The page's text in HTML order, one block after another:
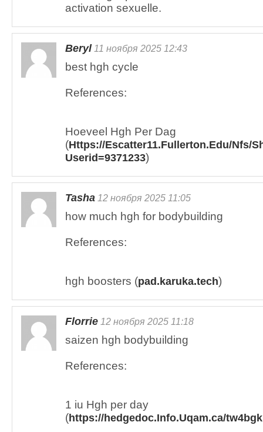
activation sexuelle.
Beryl11 ноября 2025 12:43
best hgh cycle
References:
Hoeveel Hgh Per Dag
(Https://Escatter11.Fullerton.Edu/Nfs/
Userid=9371233)
Tasha 12 ноября 2025 11:05
how much hgh for bodybuilding
References:
hgh boosters (pad.karuka.tech)
Florrie 12 ноября 2025 11:18
saizen hgh bodybuilding
References:
1 iu Hgh per day
(https://hedgedoc.Info.Uqam.ca/